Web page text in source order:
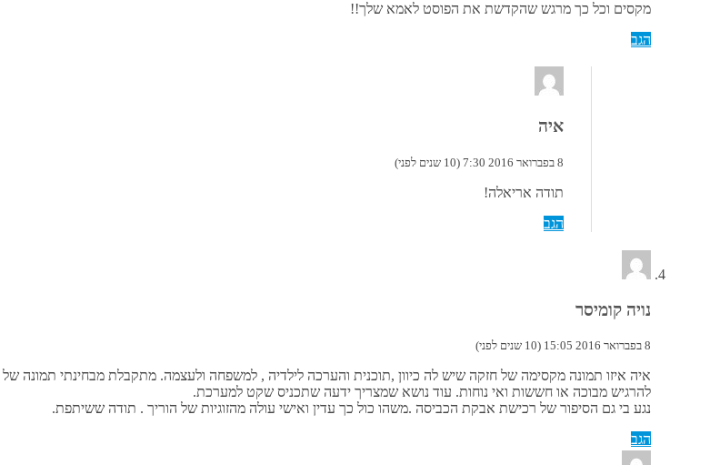
מקסים וכל כך מרגש שהקדשת את הפוסט לאמא שלך!!
הגב
איה
8 בפברואר 2016 7:30 (10 שנים לפני)
תודה אריאלה!
הגב
נויה קומיסר
8 בפברואר 2016 15:05 (10 שנים לפני)
איה איזו תמונה מקסימה של חזקה שיש לה כיוון ,תוכנית והערכה לילדיה , למשפחה ולעצמה. מתקבלת מבחינתי תמונה
להרגיש מבוכה או חששות ואי נוחות. עוד נושא שמצריך ידעה שתכניס שקט למערכת.
נגע בי גם הסיפור של רכישת אבקת הכביסה .משהו כול כך עדין ואישי עולה מהזוגיות של הוריך . תודה ששיתפת.
הגב